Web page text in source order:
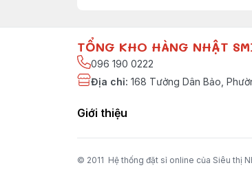
TỔNG KHO HÀNG NHẬT
096 190 0222
Địa chỉ: 168 Tưởng Dân Bảo,
Giới thiệu
© 2011 Hệ thống đặt sỉ online của Siêu thị